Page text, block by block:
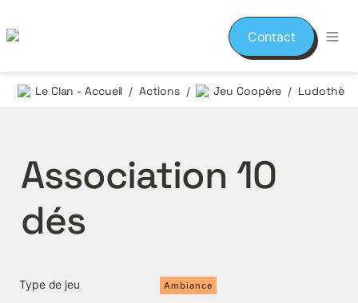
Contact
Le Clan - Accueil / Actions / Jeu Coopère /
Association 10
dés
Type de jeu Ambiance